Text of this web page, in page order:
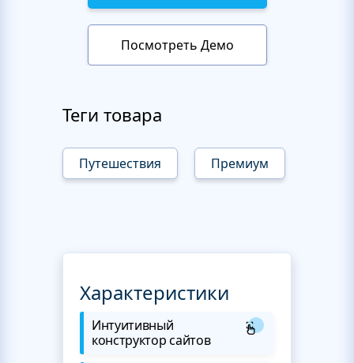
Посмотреть Демо
Теги товара
Путешествия Премиум
Характеристики
Интуитивный
конструктор сайтов